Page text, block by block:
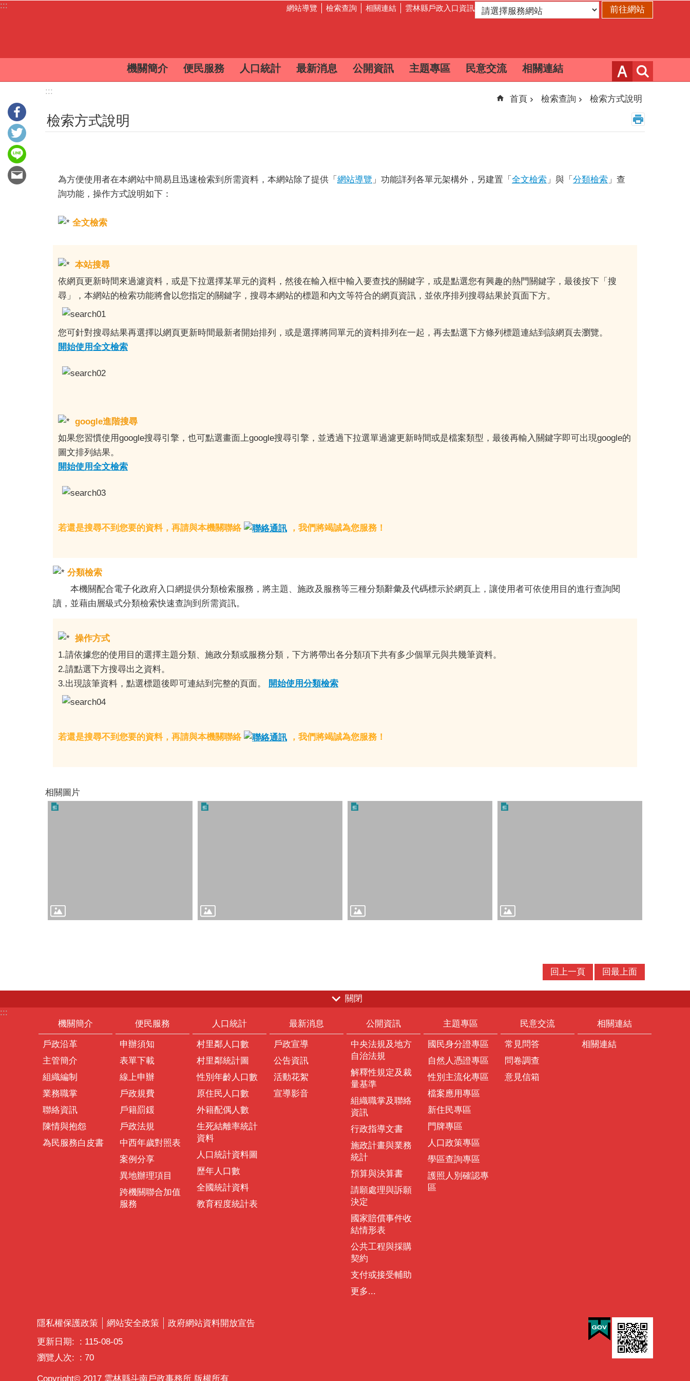
跳到主要內容區塊
::: 網站導覽 檢索查詢 相關連結 雲林縣戶政入口資訊網
機關簡介 便民服務 人口統計 最新消息 公開資訊 主題專區 民意交流 相關連結
:::
首頁 檢索查詢 檢索方式說明
檢索方式說明
為方便使用者在本網站中簡易且迅速檢索到所需資料，本網站除了提供「 網站導覽 」功能詳列各單元架構外，另建置「 全文檢索 」與「 分類檢索 」查
詢功能，操作方式說明如下：
全文檢索
本站搜尋
依網頁更新時間來過濾資料，或是下拉選擇某單元的資料，然後在輸入框中輸入要查找的關鍵字，或是點選您有興趣的熱門關鍵字，最後按下「搜
尋」，本網站的檢索功能將會以您指定的關鍵字，搜尋本網站的標題和內文等符合的網頁資訊，並依序排列搜尋結果於頁面下方。
您可針對搜尋結果再選擇以網頁更新時間最新者開始排列，或是選擇將同單元的資料排列在一起，再去點選下方條列標題連結到該網頁去瀏覽。
開始使用全文檢索
google進階搜尋
如果您習慣使用google搜尋引擎，也可點選畫面上google搜尋引擎，並透過下拉選單過濾更新時間或是檔案類型，最後再輸入關鍵字即可出現google的
圖文排列結果。
開始使用全文檢索
若還是搜尋不到您要的資料，再請與本機關聯絡 ，我們將竭誠為您服務！
分類檢索
本機關配合電子化政府入口網提供分類檢索服務，將主題、施政及服務等三種分類辭彙及代碼標示於網頁上，讓使用者可依使用目的進行查詢閱
讀，並藉由層級式分類檢索快速查詢到所需資訊。
操作方式
1.請依據您的使用目的選擇主題分類、施政分類或服務分類，下方將帶出各分類項下共有多少個單元與共幾筆資料。
2.請點選下方搜尋出之資料。
3.出現該筆資料，點選標題後即可連結到完整的頁面。
開始使用分類檢索
若還是搜尋不到您要的資料，再請與本機關聯絡 ，我們將竭誠為您服務！
相關圖片
回上一頁 回最上面
關閉
:::
機關簡介
戶政沿革
主管簡介
組織編制
業務職掌
聯絡資訊
陳情與抱怨
為民服務白皮書
便民服務
申辦須知
表單下載
線上申辦
戶政規費
戶籍罰鍰
戶政法規
中西年歲對照表
案例分享
異地辦理項目
跨機關聯合加值
服務
人口統計
村里鄰人口數
村里鄰統計圖
性別年齡人口數
原住民人口數
外籍配偶人數
生死結離率統計
資料
人口統計資料圖
歷年人口數
全國統計資料
教育程度統計表
最新消息
戶政宣導
公告資訊
活動花絮
宣導影音
公開資訊
中央法規及地方
自治法規
解釋性規定及裁
量基準
組織職掌及聯絡
資訊
行政指導文書
施政計畫與業務
統計
預算與決算書
請願處理與訴願
決定
國家賠償事件收
結情形表
公共工程與採購
契約
支付或接受輔助
更多...
主題專區
國民身分證專區
自然人憑證專區
性別主流化專區
檔案應用專區
新住民專區
門牌專區
人口政策專區
學區查詢專區
護照人別確認專
區
民意交流
常見問答
問卷調查
意見信箱
相關連結
相關連結
隱私權保護政策 網站安全政策
政府網站資料開放宣告
更新日期:
115-08-05
瀏覽人次:
70
Copyright© 2017 雲林縣斗南戶政事務所 版權所有